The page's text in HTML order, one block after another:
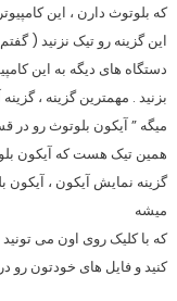
که بلوتوث دارن ، این
این گزینه رو تیک نزنید (
دستگاه های دیگه به این
بزنید . مهمترین گزینه ،
میگه ” آیکون بلوتوث رو
همین تیک هست که آیکون
گزینه نمایش آیکون ،
میشه
که با کلیک روی اون می
کنید و فایل های خودتون رو